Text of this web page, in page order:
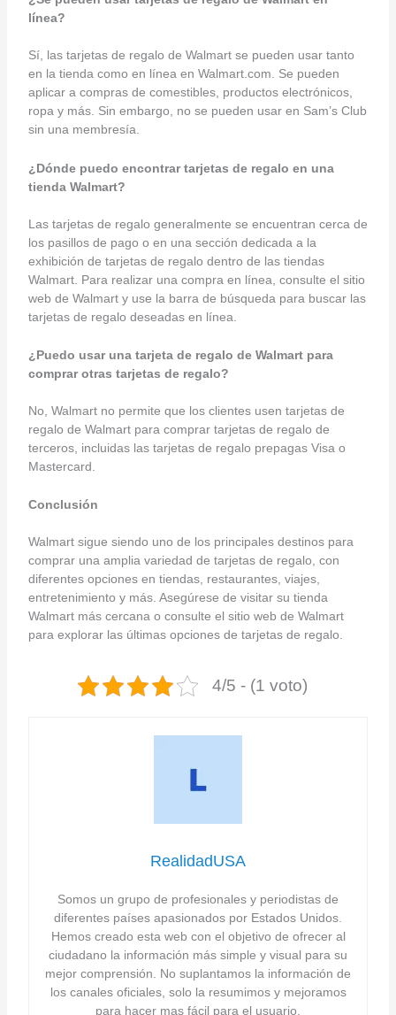
línea?
Sí, las tarjetas de regalo de Walmart se pueden usar tanto
en la tienda como en línea en Walmart.com. Se pueden
aplicar a compras de comestibles, productos electrónicos,
ropa y más. Sin embargo, no se pueden usar en Sam’s Club
sin una membresía.
¿Dónde puedo encontrar tarjetas de regalo en una
tienda Walmart?
Las tarjetas de regalo generalmente se encuentran cerca de
los pasillos de pago o en una sección dedicada a la
exhibición de tarjetas de regalo dentro de las tiendas
Walmart. Para realizar una compra en línea, consulte el sitio
web de Walmart y use la barra de búsqueda para buscar las
tarjetas de regalo deseadas en línea.
¿Puedo usar una tarjeta de regalo de Walmart para
comprar otras tarjetas de regalo?
No, Walmart no permite que los clientes usen tarjetas de
regalo de Walmart para comprar tarjetas de regalo de
terceros, incluidas las tarjetas de regalo prepagas Visa o
Mastercard.
Conclusión
Walmart sigue siendo uno de los principales destinos para
comprar una amplia variedad de tarjetas de regalo, con
diferentes opciones en tiendas, restaurantes, viajes,
entretenimiento y más. Asegúrese de visitar su tienda
Walmart más cercana o consulte el sitio web de Walmart
para explorar las últimas opciones de tarjetas de regalo.
4/5 - (1 voto)
RealidadUSA
Somos un grupo de profesionales y periodistas de
diferentes países apasionados por Estados Unidos.
Hemos creado esta web con el objetivo de ofrecer al
ciudadano la información más simple y visual para su
mejor comprensión. No suplantamos la información de
los canales oficiales, solo la resumimos y mejoramos
para hacer mas fácil para el usuario.